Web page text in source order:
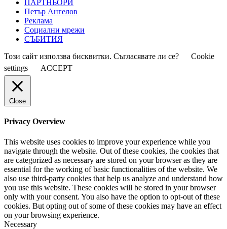
ПАРТНЬОРИ
Петър Ангелов
Реклама
Социални мрежи
СЪБИТИЯ
Този сайт използва бисквитки. Съгласявате ли се?
Cookie
settings
ACCEPT
Close
Privacy Overview
This website uses cookies to improve your experience while you
navigate through the website. Out of these cookies, the cookies that
are categorized as necessary are stored on your browser as they are
essential for the working of basic functionalities of the website. We
also use third-party cookies that help us analyze and understand how
you use this website. These cookies will be stored in your browser
only with your consent. You also have the option to opt-out of these
cookies. But opting out of some of these cookies may have an effect
on your browsing experience.
Necessary